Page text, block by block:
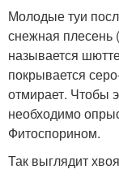
Молодые туи
снежная плесень
называется
покрывается
отмирает. Чтобы
необходимо
Фитоспорином.
Так выглядит